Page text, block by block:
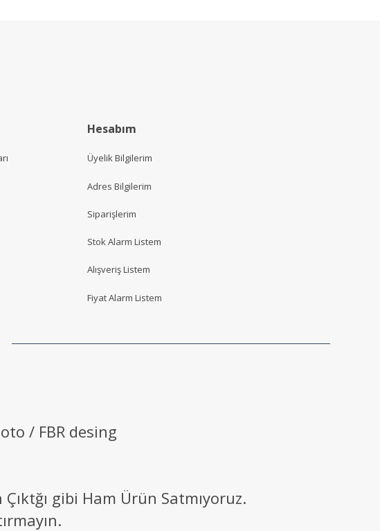
Hesabım
Üyelik Bilgilerim
Adres Bilgilerim
Siparişlerim
Stok Alarm Listem
Alışveriş Listem
Fiyat Alarm Listem
/ FBR desing
gibi Ham Ürün Satmıyoruz.